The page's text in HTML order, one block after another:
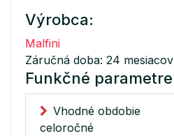
Výrobca:
Malfini
Záručná doba: 24 mesiacov
Funkčné parametre
Vhodné obdobie
celoročné